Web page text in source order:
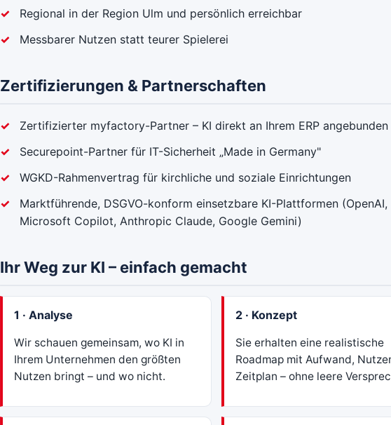
Regional in der Region Ulm und persönlich erreichbar
Messbarer Nutzen statt teurer Spielerei
Zertifizierungen & Partnerschaften
Zertifizierter myfactory-Partner – KI direkt an Ihrem ERP angebunden
Securepoint-Partner für IT-Sicherheit „Made in Germany"
WGKD-Rahmenvertrag für kirchliche und soziale Einrichtungen
Marktführende, DSGVO-konform einsetzbare KI-Plattformen (OpenAI,
Microsoft Copilot, Anthropic Claude, Google Gemini)
Ihr Weg zur KI – einfach gemacht
1 · Analyse
Wir schauen gemeinsam, wo KI in
Ihrem Unternehmen den größten
Nutzen bringt – und wo nicht.
2 · Konzept
Sie erhalten eine realistische
Roadmap mit Aufwand,
Zeitplan – ohne leere